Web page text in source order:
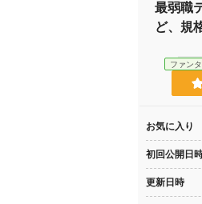
最弱職
ど、規
ファン
お気に入り
初回公開日
更新日時